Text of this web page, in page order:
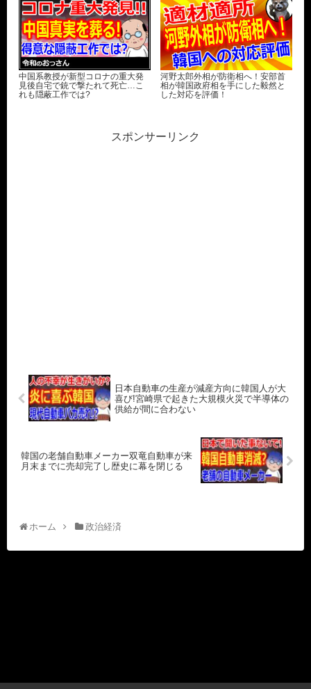
中国系教授が新型コロナの重大発
見後自宅で銃で撃たれて死亡…こ
れも隠蔽工作では?
河野太郎外相が防衛相へ！安部首
相が韓国政府相を手にした毅然と
した対応を評価！
スポンサーリンク
日本自動車の生産が減産方向に韓国人が大
喜び!宮崎県で起きた大規模火災で半導体の
供給が間に合わない
韓国の老舗自動車メーカー双竜自動車が来
月末までに売却完了し歴史に幕を閉じる
ホーム 政治経済